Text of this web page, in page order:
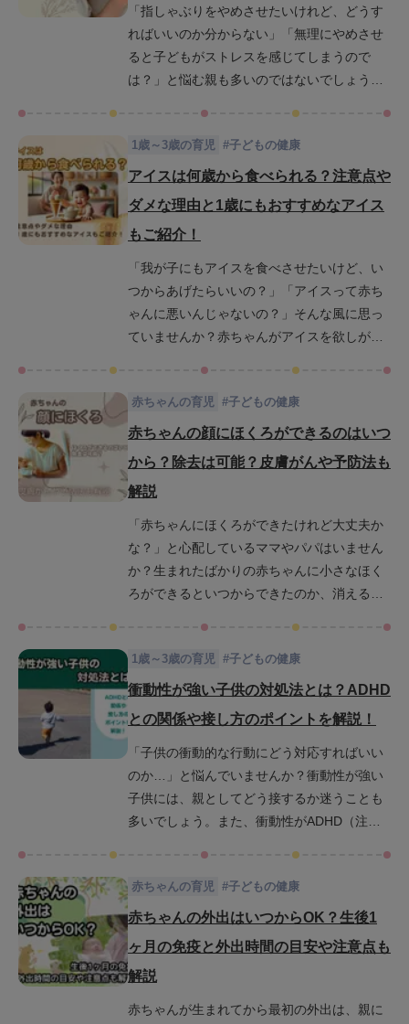
がら、赤ちゃんの発達に合った適切な関わり
方を学びましょう。読んだその日から実践で
きるヒントがきっと見つかるはずです。
「指しゃぶりをやめさせたいけれど、どうす
ればいいのか分からない」「無理にやめさせ
ると子どもがストレスを感じてしまうので
は？」と悩む親も多いのではないでしょう
影響が出ることもあります。この記事では、
効果的なやめさせ方や適切なタイミング、子
どもに合った柔軟な対応方法について詳しく
解説します。専門家のアドバイスを交えつ
つ、指しゃぶりを無理なく卒業するためのヒ
ントをお伝えしますので、ぜひ最後までご覧
ください。
1歳～3歳の育児 #子どもの健康
アイスは何歳から食べられる？注意点や
ダメな理由と1歳にもおすすめなアイス
もご紹介！
「我が子にもアイスを食べさせたいけど、い
つからあげたらいいの？」「アイスって赤ち
ゃんに悪いんじゃないの？」そんな風に思っ
ていませんか？赤ちゃんがアイスを欲しがる
えていいのか、どんなアイスを選べばいいの
か、悩んでいるママやパパも多いのではない
でしょうか。この記事では、赤ちゃんにアイ
スをいつから与えていいのか、早く与えてし
まうとどんなリスクがあるのか、1歳におすす
めのアイスなどについて詳しく解説します。
この記事を通じて赤ちゃんにアイスを与える
際の注意点がわかり、安心して赤ちゃんにア
イスを与えることができるようになるでしょ
赤ちゃんの育児 #子どもの健康
赤ちゃんの顔にほくろができるのはいつ
から？除去は可能？皮膚がんや予防法も
解説
「赤ちゃんにほくろができたけれど大丈夫か
な？」と心配しているママやパパはいません
か？生まれたばかりの赤ちゃんに小さなほく
ろができるといつからできたのか、消えるこ
しょう。この記事では赤ちゃんのほくろにつ
いて、できる時期や種類、皮膚がんのリスク
や予防方法までわかりやすく解説します。疑
問を解消し安心して赤ちゃんの成長を見守れ
るよう、ぜひ最後までお読みください。
1歳～3歳の育児 #子どもの健康
衝動性が強い子供の対処法とは？ADHD
との関係や接し方のポイントを解説！
「子供の衝動的な行動にどう対応すればいい
のか…」と悩んでいませんか？衝動性が強い
子供には、親としてどう接するか迷うことも
多いでしょう。また、衝動性がADHD（注意
は、衝動性が強い子供の特徴や、日常生活で
の具体的な接し方、そして家庭でできるトレ
ーニング方法までをわかりやすく解説しま
す。あなたの悩みを少しでも解消できるよ
う、ぜひ最後までお読みください。
赤ちゃんの育児 #子どもの健康
赤ちゃんの外出はいつからOK？生後1
ヶ月の免疫と外出時間の目安や注意点も
解説
赤ちゃんが生まれてから最初の外出は、親に